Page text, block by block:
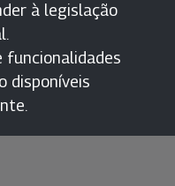
à legislação
funcionalidades
disponíveis